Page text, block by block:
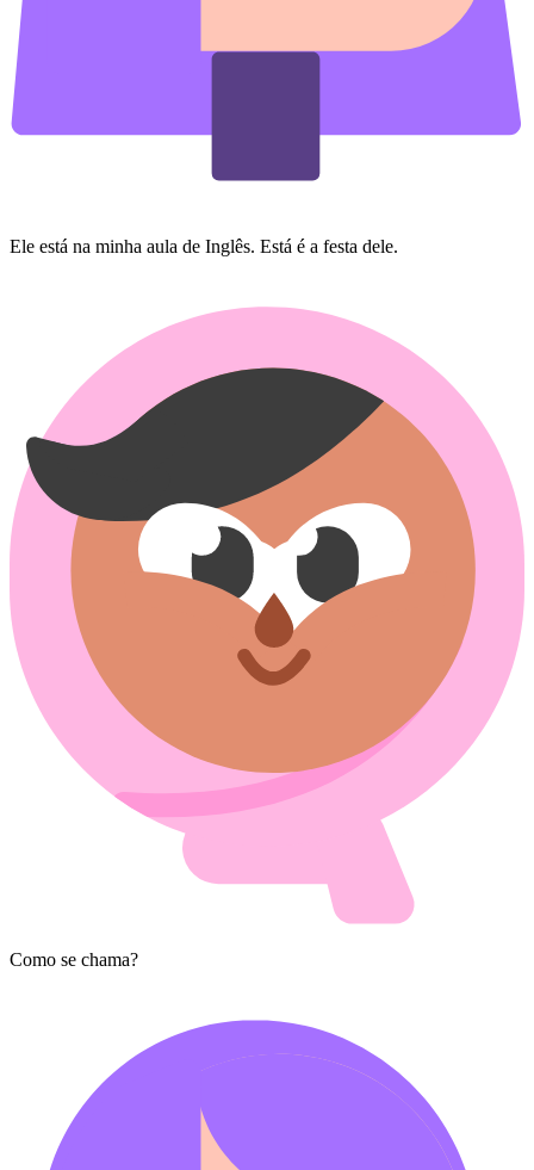
Ele está na minha aula de Inglês. Está é a festa dele.
Como se chama?